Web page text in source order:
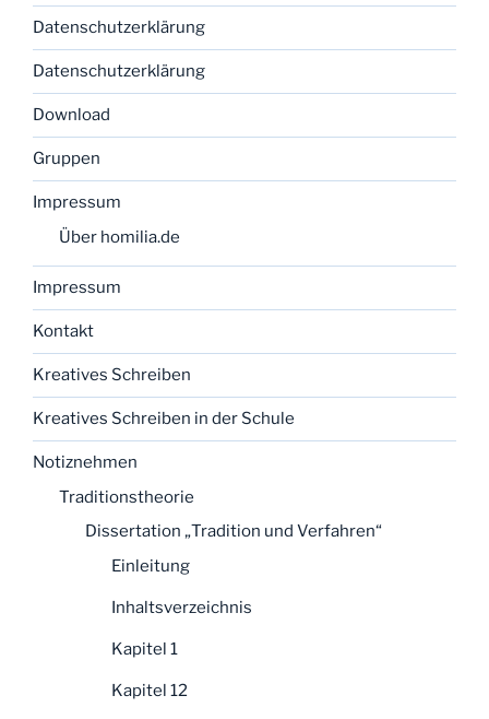
Datenschutzerklärung
Datenschutzerklärung
Download
Gruppen
Impressum
Über homilia.de
Impressum
Kontakt
Kreatives Schreiben
Kreatives Schreiben in der Schule
Notiznehmen
Traditionstheorie
Dissertation „Tradition und Verfahren“
Einleitung
Inhaltsverzeichnis
Kapitel 1
Kapitel 12